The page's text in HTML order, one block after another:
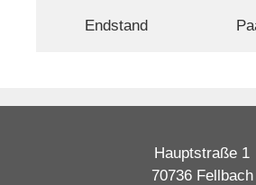
Endstand
Hauptstraße 1
70736 Fellbach